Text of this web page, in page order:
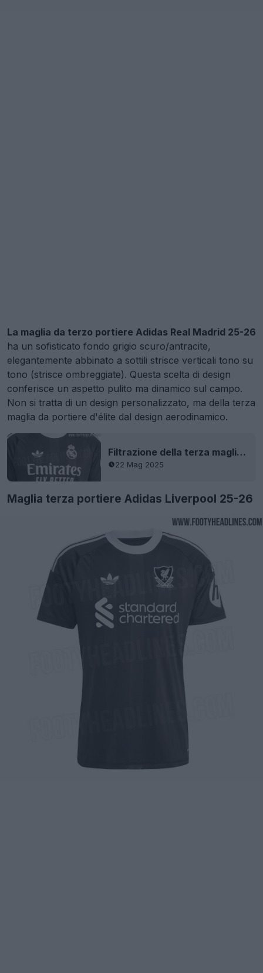
La maglia da terzo portiere Adidas Real Madrid 25-26
ha un sofisticato fondo grigio scuro/antracite,
elegantemente abbinato a sottili strisce verticali tono su
tono (strisce ombreggiate). Questa scelta di design
conferisce un aspetto pulito ma dinamico sul campo.
Non si tratta di un design personalizzato, ma della terza
maglia da portiere d'élite dal design aerodinamico.
Filtrazione della terza maglia da portiere del Real Madrid 25-26
22 Mag 2025
Maglia terza portiere Adidas Liverpool 25-26